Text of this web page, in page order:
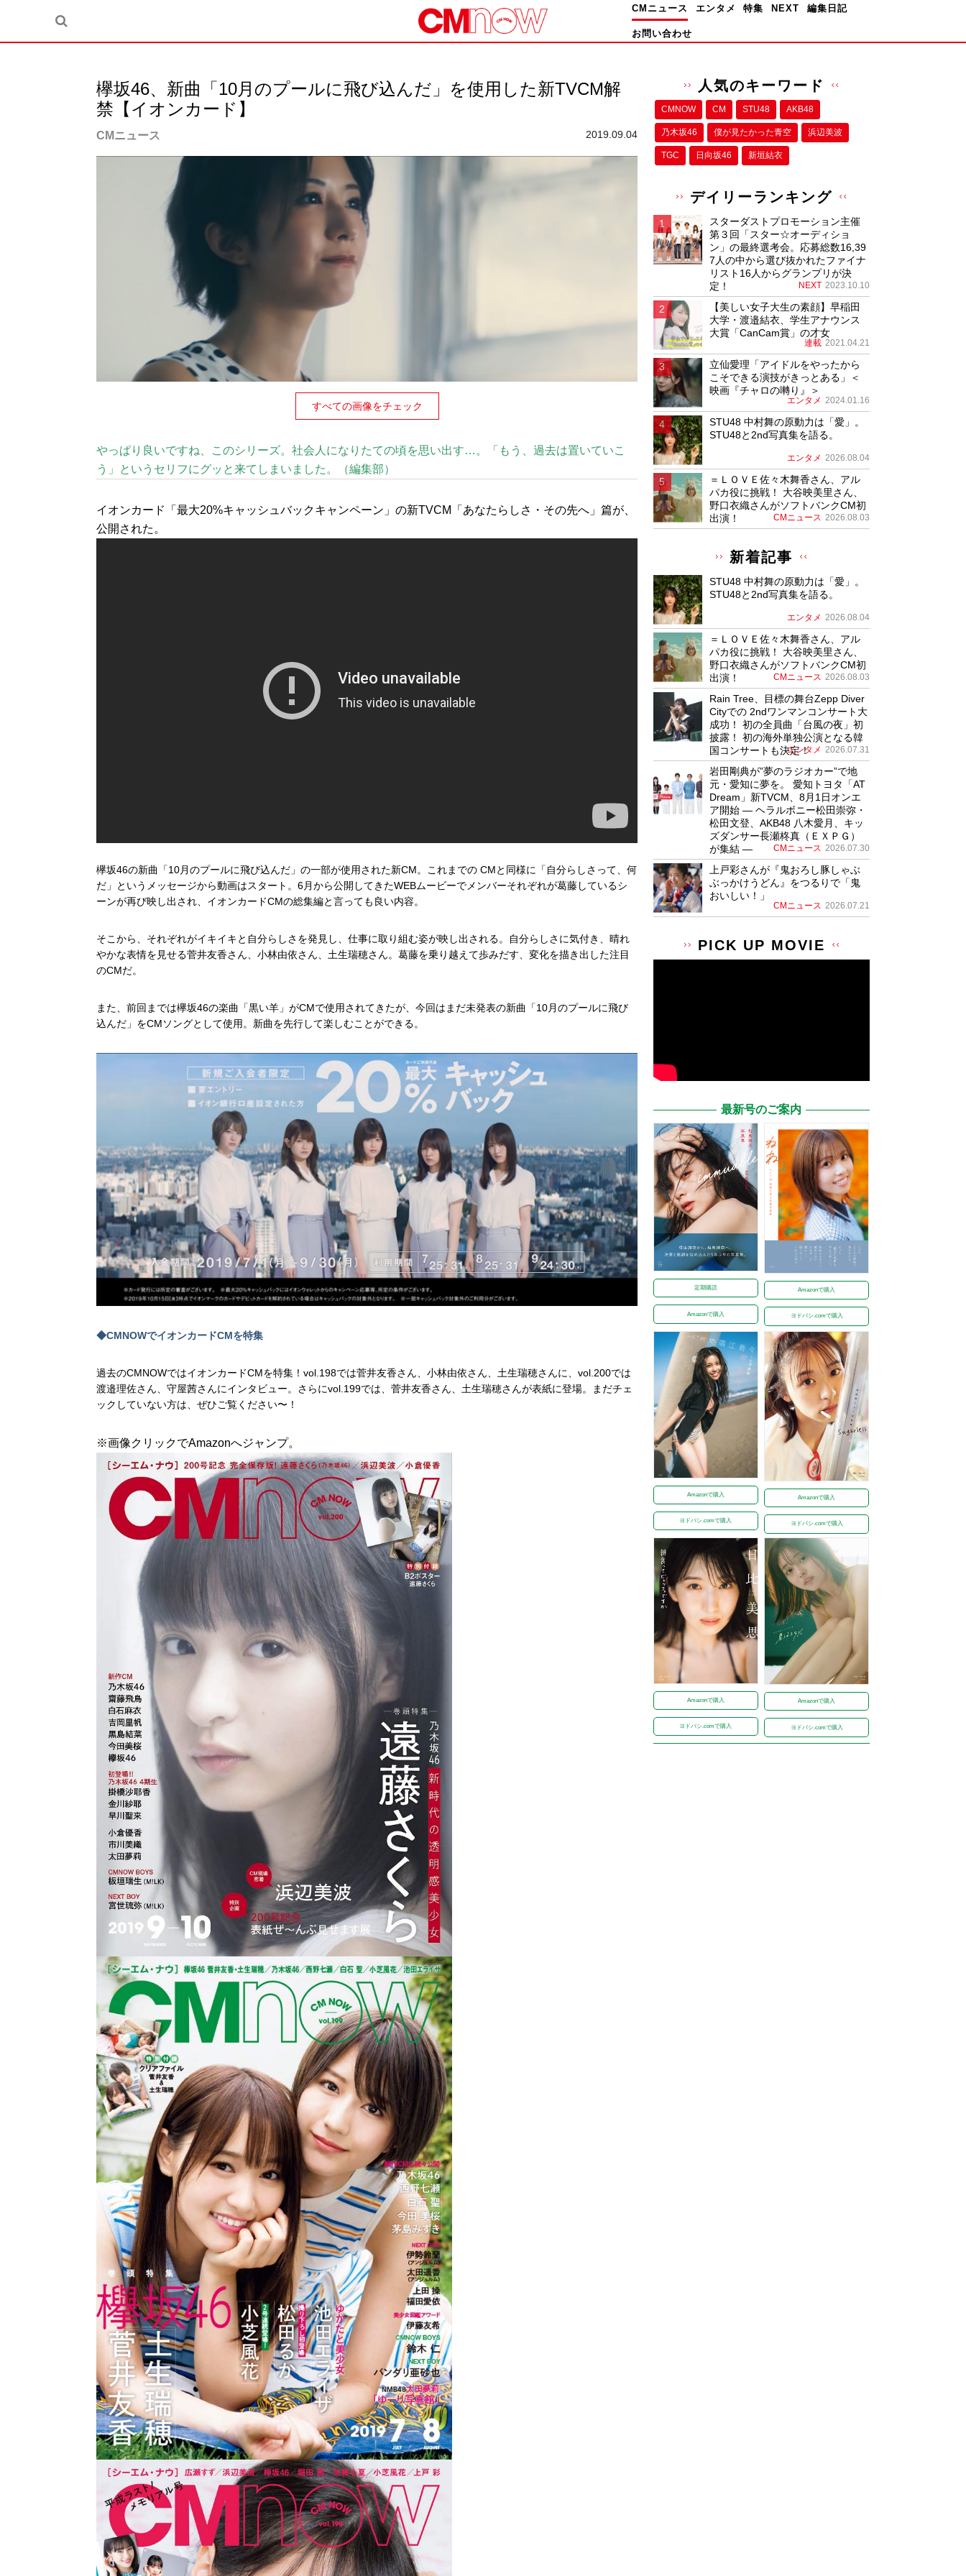
CMニュース エンタメ 特集 NEXT 編集日記
お問い合わせ
欅坂46、新曲「10月のプールに飛び込んだ」を使用した新TVCM解
禁【イオンカード】
CMニュース 2019.09.04
すべての画像をチェック
やっぱり良いですね、このシリーズ。社会人になりたての頃を思い出す…。「もう、過去は置いていこ
う」というセリフにグッと来てしまいました。（編集部）
イオンカード「最大20%キャッシュバックキャンペーン」の新TVCM「あなたらしさ・その先へ」篇が、
公開された。
欅坂46の新曲「10月のプールに飛び込んだ」の一部が使用された新CM。これまでの CMと同様に「自分らしさって、何
だ」というメッセージから動画はスタート。6月から公開してきたWEBムービーでメンバーそれぞれが葛藤しているシ
ーンが再び映し出され、イオンカードCMの総集編と言っても良い内容。
そこから、それぞれがイキイキと自分らしさを発見し、仕事に取り組む姿が映し出される。自分らしさに気付き、晴れ
やかな表情を見せる菅井友香さん、小林由依さん、土生瑞穂さん。葛藤を乗り越えて歩みだす、変化を描き出した注目
のCMだ。
また、前回までは欅坂46の楽曲「黒い羊」がCMで使用されてきたが、今回はまだ未発表の新曲「10月のプールに飛び
込んだ」をCMソングとして使用。新曲を先行して楽しむことができる。
◆CMNOWでイオンカードCMを特集
過去のCMNOWではイオンカードCMを特集！vol.198では菅井友香さん、小林由依さん、土生瑞穂さんに、vol.200では
渡邉理佐さん、守屋茜さんにインタビュー。さらにvol.199では、菅井友香さん、土生瑞穂さんが表紙に登場。まだチェ
ックしていない方は、ぜひご覧ください〜！
※画像クリックでAmazonへジャンプ。
人気のキーワード
CMNOW CM STU48 AKB48
乃木坂46 僕が⾒たかった⻘空 浜辺美波
TGC 日向坂46 新垣結衣
デイリーランキング
スターダストプロモーション主催
第３回「スター☆オーディショ
ン」の最終選考会。応募総数16,39
7人の中から選び抜かれたファイナ
リスト16人からグランプリが決
定！
NEXT 2023.10.10
【美しい女子大生の素顔】早稲田
大学・渡邉結衣、学生アナウンス
大賞「CanCam賞」の才女
連載 2021.04.21
立仙愛理「アイドルをやったから
こそできる演技がきっとある」＜
映画『チャロの囀り』＞
エンタメ 2024.01.16
STU48 中村舞の原動力は「愛」。
STU48と2nd写真集を語る。
エンタメ 2026.08.04
＝ＬＯＶＥ佐々木舞香さん、アル
パカ役に挑戦！ 大谷映美里さん、
野口衣織さんがソフトバンクCM初
出演！
CMニュース 2026.08.03
新着記事
STU48 中村舞の原動力は「愛」。
STU48と2nd写真集を語る。
エンタメ 2026.08.04
＝ＬＯＶＥ佐々木舞香さん、アル
パカ役に挑戦！ 大谷映美里さん、
野口衣織さんがソフトバンクCM初
出演！
CMニュース 2026.08.03
Rain Tree、目標の舞台Zepp Diver
Cityでの 2ndワンマンコンサート大
成功！ 初の全員曲「台風の夜」初
披露！ 初の海外単独公演となる韓
国コンサートも決定！
エンタメ 2026.07.31
岩田剛典が”夢のラジオカー”で地
元・愛知に夢を。 愛知トヨタ「AT
Dream」新TVCM、8月1日オンエ
ア開始 ― ヘラルボニー松田崇弥・
松田文登、AKB48 八木愛月、キッ
ズダンサー長瀬柊真（ＥＸＰＧ）
が集結 ―
CMニュース 2026.07.30
上戸彩さんが『鬼おろし豚しゃぶ
ぶっかけうどん』をつるりで「鬼
おいしい！」
CMニュース 2026.07.21
PICK UP MOVIE
最新号のご案内
定期購読
Amazonで購入
Amazonで購入
ヨドバシ.comで購入
Amazonで購入
ヨドバシ.comで購入
Amazonで購入
ヨドバシ.comで購入
Amazonで購入
ヨドバシ.comで購入
Amazonで購入
ヨドバシ.comで購入